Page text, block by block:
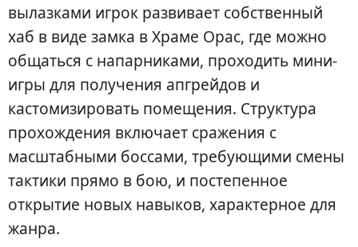
вылазками игрок развивает собственный
хаб в виде замка в Храме Орас, где можно
общаться с напарниками, проходить мини-
игры для получения апгрейдов и
кастомизировать помещения. Структура
прохождения включает сражения с
масштабными боссами, требующими смены
тактики прямо в бою, и постепенное
открытие новых навыков, характерное для
жанра.